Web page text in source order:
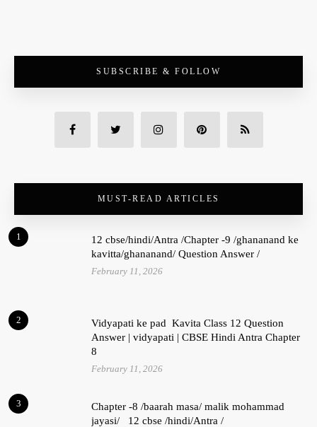
SUBSCRIBE & FOLLOW
MUST-READ ARTICLES
1
12 cbse/hindi/Antra /Chapter -9 /ghananand ke
kavitta/ghananand/ Question Answer /
February 11, 2026
2
Vidyapati ke pad Kavita Class 12 Question
Answer | vidyapati | CBSE Hindi Antra Chapter
8
February 11, 2026
3
Chapter -8 /baarah masa/ malik mohammad
jayasi/ 12 cbse /hindi/Antra /